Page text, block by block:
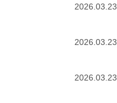
2026.03.23
2026.03.23
2026.03.23